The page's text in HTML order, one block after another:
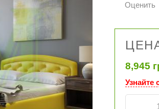
Оценить
8,945
Узнайте